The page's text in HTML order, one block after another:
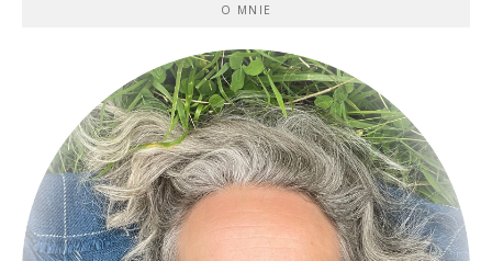
O MNIE